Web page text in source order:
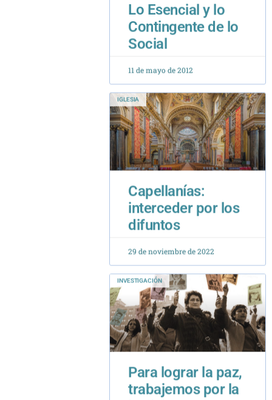
Social
11 de mayo de 2012
IGLESIA
Capellanías:
interceder por los
difuntos
29 de noviembre de 2022
INVESTIGACIÓN
Para lograr la paz,
trabajemos por la
justicia